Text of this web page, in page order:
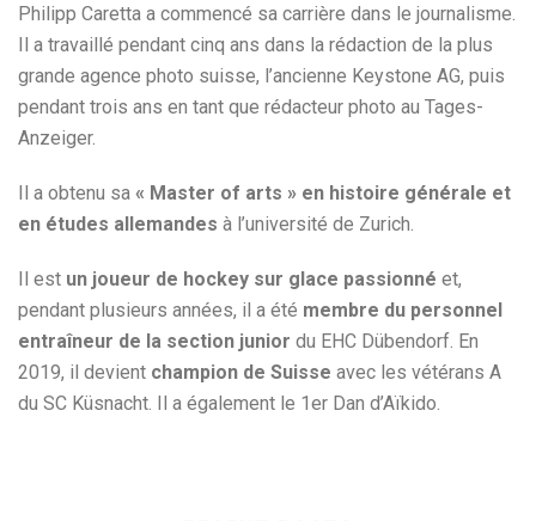
Philipp Caretta a commencé sa carrière dans le journalisme.
Il a travaillé pendant cinq ans dans la rédaction de la plus
grande agence photo suisse, l’ancienne Keystone AG, puis
pendant trois ans en tant que rédacteur photo au Tages-
Anzeiger.
Il a obtenu sa « Master of arts » en histoire générale et
en études allemandes à l’université de Zurich.
Il est un joueur de hockey sur glace passionné et,
pendant plusieurs années, il a été membre du personnel
entraîneur de la section junior du EHC Dübendorf. En
2019, il devient champion de Suisse avec les vétérans A
du SC Küsnacht. Il a également le 1er Dan d’Aïkido.